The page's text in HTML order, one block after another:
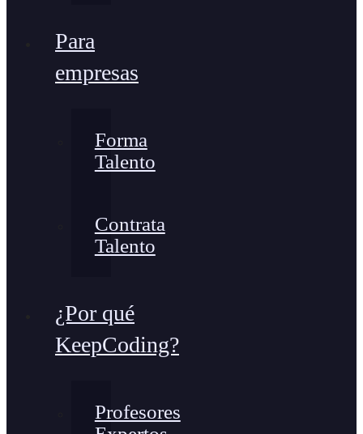
Para
empresas
Forma
Talento
Contrata
Talento
¿Por qué
KeepCoding?
Profesores